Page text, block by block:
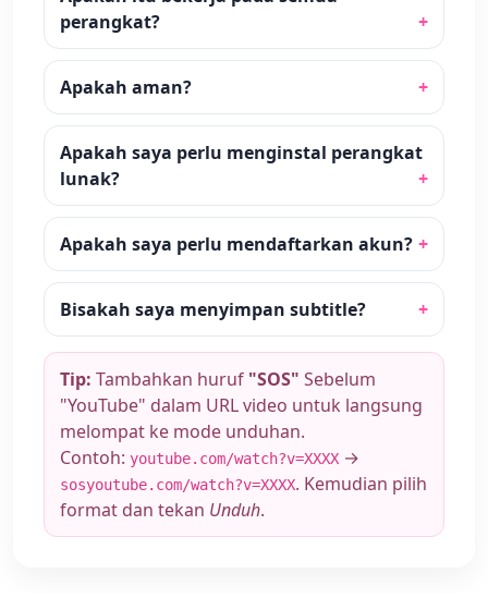
perangkat?
Apakah aman?
Apakah saya perlu menginstal perangkat
lunak?
Apakah saya perlu mendaftarkan akun?
Bisakah saya menyimpan subtitle?
Tip: Tambahkan huruf "SOS" Sebelum
"YouTube" dalam URL video untuk langsung
melompat ke mode unduhan.
Contoh: youtube.com/watch?v=XXXX →
sosyoutube.com/watch?v=XXXX. Kemudian pilih
format dan tekan Unduh.